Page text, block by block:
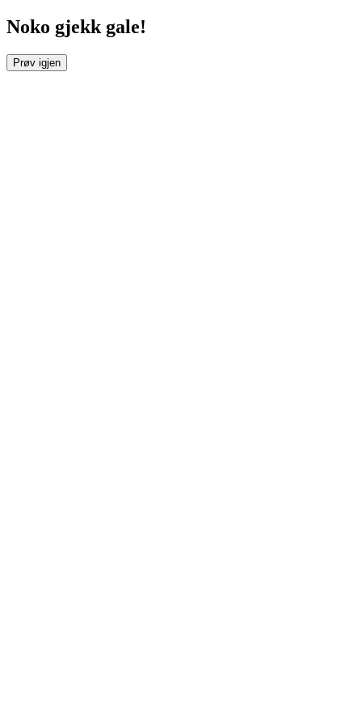
Noko gjekk gale!
Prøv igjen